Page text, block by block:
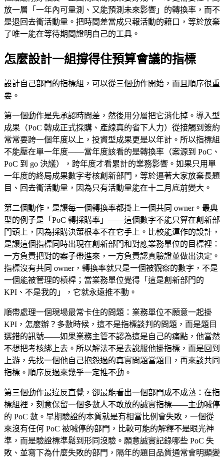
放一層「一年內可量測、又能預測未來影響」的轉換率，而不
是退回去衝活動量。把時間差當成只報活動的藉口，等於放棄
了唯一能在等待期間證明自己的工具。
怎麼設計一組撐得住預算會議的指標
設計自己部門的指標組，可以從三個動作開始，而且順序很重
要。
第一個動作是先承認時間差，然後用分層把它消化掉。導入型
成果（PoC 轉成正式採購、產線真的省下人力）從接觸到簽約
常常要跨一個年度以上，投資型成果更是以年計。所以指標組
不能壓在單一年度——當年度該看的是轉換率（案源到 PoC、
PoC 到 go 決議），跨年度才看累計的業務影響。如果只用單
一年度的終局成果數字考核創新部門，等於逼著大家放棄長題
目、回去衝活動量，因為只有活動量能在十二月底前變大。
第二個動作，是讓每一個轉換率都掛上一個共同 owner。最典
型的例子是「PoC 轉採購率」——這個數字不能只算在創新部
門頭上，因為採購決策根本不在它手上。比較能運作的設計，
是讓這個指標同時出現在創新部門和對應業務單位的目標裡：
一方負責把對的案子帶進來，一方負責認真驗證並做出決定。
指標沒有共同 owner，轉換率就只是一個被觀察的數字，不是
一個能被管理的槓桿；當業務單位覺得「這是創新部門的
KPI、不是我的」，它就永遠推不動。
順帶處理一個現場最常卡住的問題：業務單位不願意一起掛
KPI，怎麼辦？多數時候，這不是指標談判的問題，而是題目
選錯的訊號——如果業務主管不認為這是自己的痛點，他當然
不想把考核綁上去。所以解法不是去說服他掛指標，而是回到
上游，先找一個他自己抱怨過的真實問題當題目，再來談共同
指標。順序反過來幾乎一定推不動。
第三個動作最違反直覺，卻最能看出一個部門成不成熟：在指
標組裡，刻意保留一個多數人不敢放的誠實指標——主動喊停
的 PoC 數。早期驗證的本質就是有相當比例會失敗，一個從
來沒有任何 PoC 被喊停的部門，比較可能的解釋不是眼光神
準，而是驗證標準鬆到形同沒驗。願意誠實記錄哪些 PoC 失
敗、並寫下為什麼失敗的部門，隔年的題目品質通常會明顯變